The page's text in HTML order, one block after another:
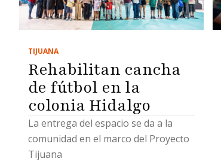
TIJUANA
Rehabilitan cancha
de fútbol en la
colonia Hidalgo
La entrega del espacio se da a la
comunidad en el marco del Proyecto
Tijuana